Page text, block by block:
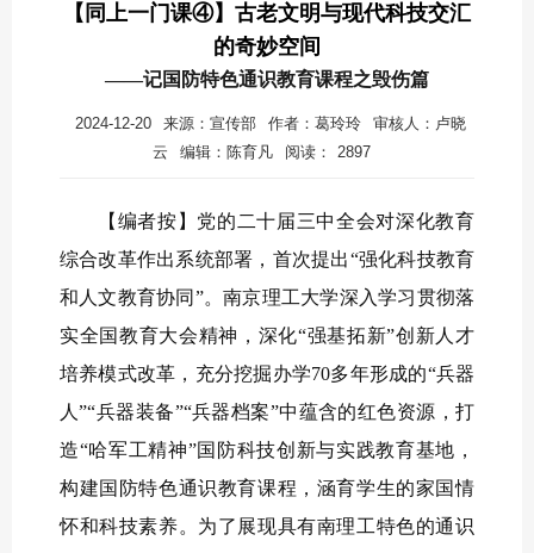
【同上一门课④】古老文明与现代科技交汇
的奇妙空间
——记国防特色通识教育课程之毁伤篇
2024-12-20 来源：宣传部 作者：葛玲玲
审核人：卢晓
云
编辑：陈育凡 阅读： 2897
【编者按】党的二十届三中全会对深化教育
综合改革作出系统部署，首次提出“强化科技教育
和人文教育协同”。南京理工大学深入学习贯彻落
实全国教育大会精神，深化“强基拓新”创新人才
培养模式改革，充分挖掘办学70多年形成的“兵器
人”“兵器装备”“兵器档案”中蕴含的红色资源，打
造“哈军工精神”国防科技创新与实践教育基地，
构建国防特色通识教育课程，涵育学生的家国情
怀和科技素养。为了展现具有南理工特色的通识